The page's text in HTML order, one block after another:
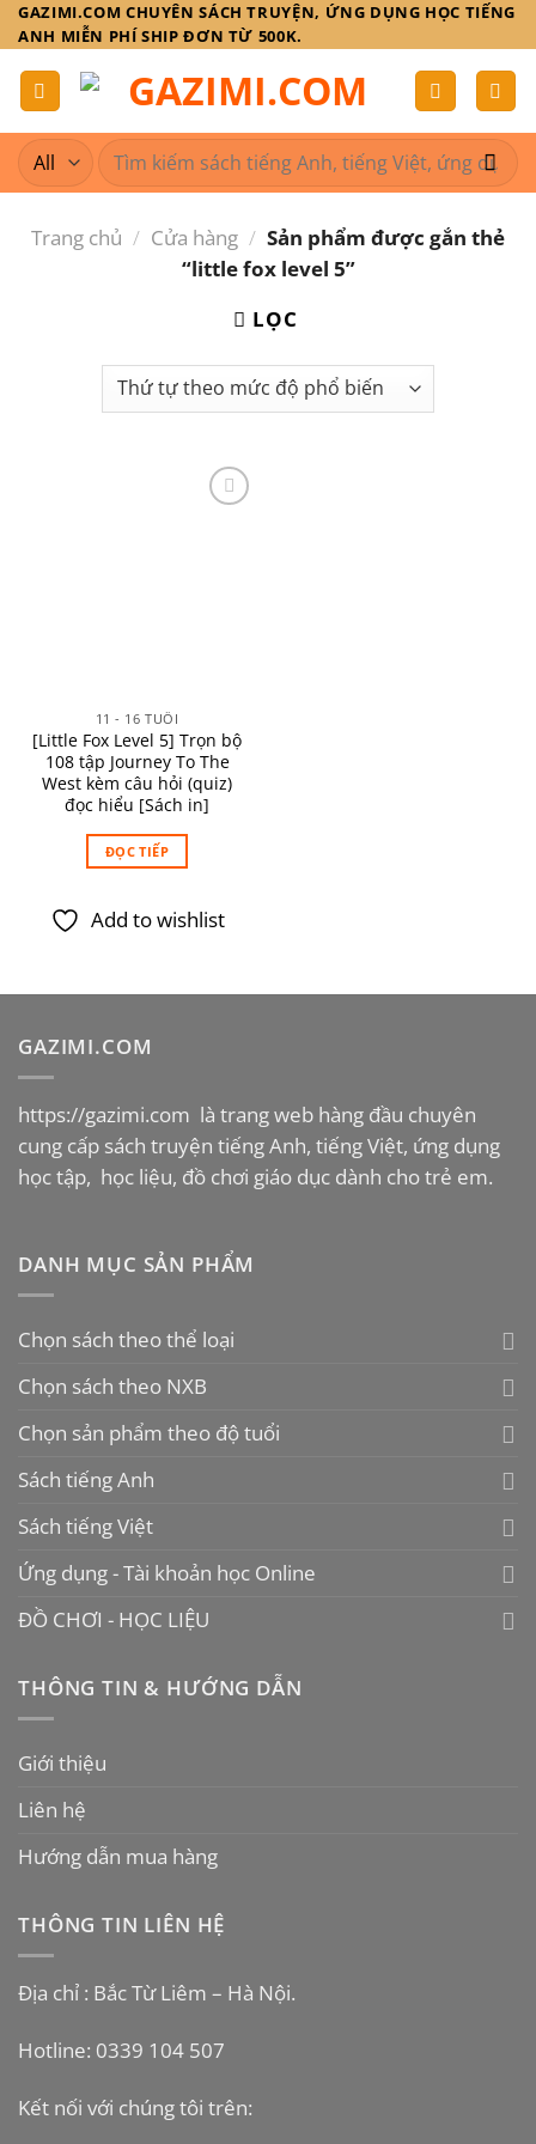
Skip
to
content
GAZIMI.COM CHUYÊN SÁCH TRUYỆN, ỨNG DỤNG HỌC TIẾNG
ANH MIỄN PHÍ SHIP ĐƠN TỪ 500K.
Tìm
kiếm:
Trang chủ / Cửa hàng / Sản phẩm được gắn thẻ
“little fox level 5”
LỌC
11 - 16 TUỔI
[Little Fox Level 5] Trọn bộ
108 tập Journey To The
West kèm câu hỏi (quiz)
đọc hiểu [Sách in]
ĐỌC TIẾP
Add to wishlist
GAZIMI.COM
https://gazimi.com là trang web hàng đầu chuyên
cung cấp sách truyện tiếng Anh, tiếng Việt, ứng dụng
học tập, học liệu, đồ chơi giáo dục dành cho trẻ em.
DANH MỤC SẢN PHẨM
Chọn sách theo thể loại
Chọn sách theo NXB
Chọn sản phẩm theo độ tuổi
Sách tiếng Anh
Sách tiếng Việt
Ứng dụng - Tài khoản học Online
ĐỒ CHƠI - HỌC LIỆU
THÔNG TIN & HƯỚNG DẪN
Giới thiệu
Liên hệ
Hướng dẫn mua hàng
THÔNG TIN LIÊN HỆ
Địa chỉ : Bắc Từ Liêm – Hà Nội.
Hotline: 0339 104 507
Kết nối với chúng tôi trên: